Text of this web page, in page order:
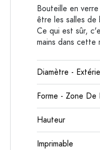
Bouteille en
être les salles de
Ce qui est sûr,
mains dans cette
Diamètre -
Forme - Zone De
Hauteur
Imprimable